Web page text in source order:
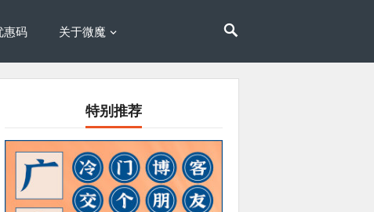
惠码 关于微魔
特别推荐